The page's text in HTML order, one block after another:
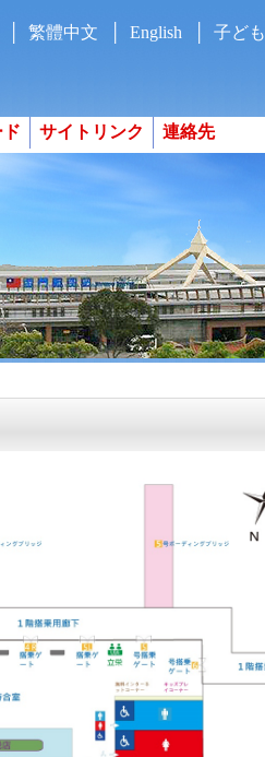
繁體中文 English 子ども
サイトリンク 連絡先